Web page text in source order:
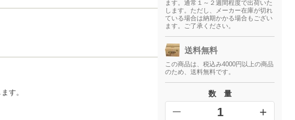
す。
ます。通常１～２週間程度で出荷いた
します。ただし、メーカー在庫が切れ
ている場合は納期かかる場合もござい
ます。ご了承ください。
送料無料
この商品は、税込み4000円以上の商品
のため、送料無料です。
数 量
━ +